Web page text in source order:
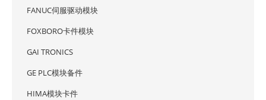
FANUC伺服驱动模块
FOXBORO卡件模块
GAI TRONICS
GE PLC模块备件
HIMA模块卡件